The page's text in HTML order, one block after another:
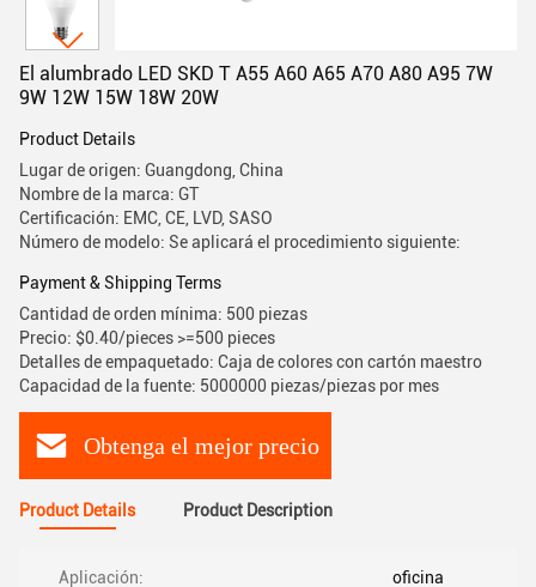
El alumbrado LED SKD T A55 A60 A65 A70 A80 A95 7W
9W 12W 15W 18W 20W
Product Details
Lugar de origen: Guangdong, China
Nombre de la marca: GT
Certificación: EMC, CE, LVD, SASO
Número de modelo: Se aplicará el procedimiento siguiente:
Payment & Shipping Terms
Cantidad de orden mínima: 500 piezas
Precio: $0.40/pieces >=500 pieces
Detalles de empaquetado: Caja de colores con cartón maestro
Capacidad de la fuente: 5000000 piezas/piezas por mes
Obtenga el mejor precio
Product Details Product Description
Aplicación: oficina